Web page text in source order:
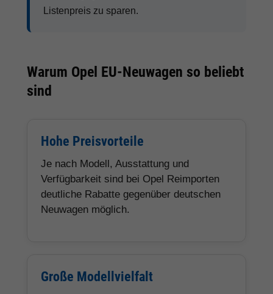
Listenpreis zu sparen.
Warum Opel EU-Neuwagen so beliebt
sind
Hohe Preisvorteile
Je nach Modell, Ausstattung und
Verfügbarkeit sind bei Opel Reimporten
deutliche Rabatte gegenüber deutschen
Neuwagen möglich.
Große Modellvielfalt